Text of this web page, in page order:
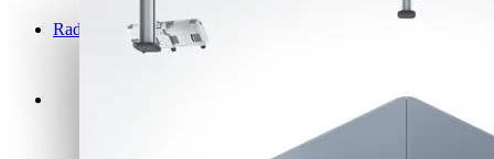
Radioterapia